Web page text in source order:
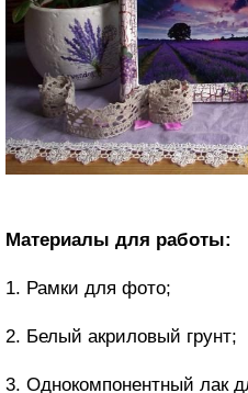
Материалы для работы:
1. Рамки для фото;
2. Белый акриловый грунт;
3. Однокомпонентный лак